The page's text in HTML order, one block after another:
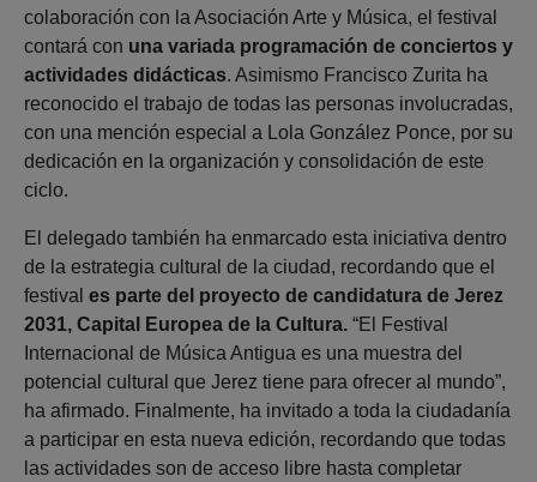
colaboración con la Asociación Arte y Música, el festival
contará con una variada programación de conciertos y
actividades didácticas. Asimismo Francisco Zurita ha
reconocido el trabajo de todas las personas involucradas,
con una mención especial a Lola González Ponce, por su
dedicación en la organización y consolidación de este
ciclo.
El delegado también ha enmarcado esta iniciativa dentro
de la estrategia cultural de la ciudad, recordando que el
festival es parte del proyecto de candidatura de Jerez
2031, Capital Europea de la Cultura. “El Festival
Internacional de Música Antigua es una muestra del
potencial cultural que Jerez tiene para ofrecer al mundo”,
ha afirmado. Finalmente, ha invitado a toda la ciudadanía
a participar en esta nueva edición, recordando que todas
las actividades son de acceso libre hasta completar